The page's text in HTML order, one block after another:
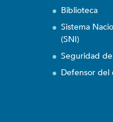
Biblioteca
Sistema
(SNI)
Seguridad
Defensor del